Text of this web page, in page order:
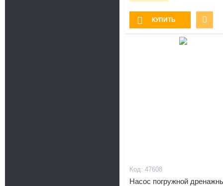
КУПИТЬ
47608
Насос погружной